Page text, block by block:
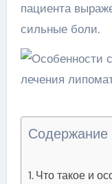
пациента
сильные боли.
Содержание
Что такое и